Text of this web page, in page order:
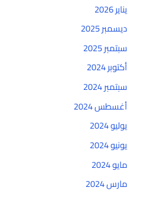
يناير 2026
ديسمبر 2025
سبتمبر 2025
أكتوبر 2024
سبتمبر 2024
أغسطس 2024
يوليو 2024
يونيو 2024
مايو 2024
مارس 2024